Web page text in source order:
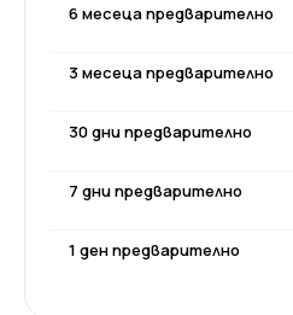
6 месеца предварително
3 месеца предварително
30 дни предварително
7 дни предварително
1 ден предварително